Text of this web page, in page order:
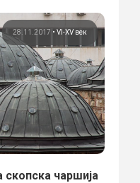
28.11.2017 • VI-XV век
чаршија